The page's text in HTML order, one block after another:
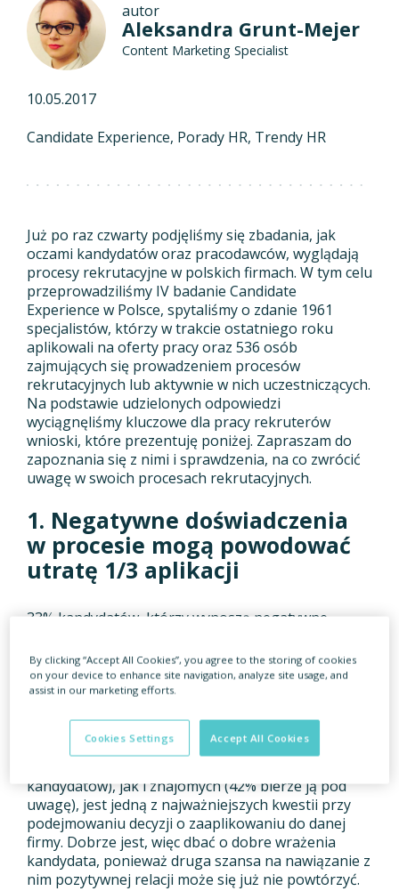
autor
Aleksandra Grunt-Mejer
Content Marketing Specialist
10.05.2017
Candidate Experience Porady HR Trendy HR
Już po raz czwarty podjęliśmy się zbadania, jak
oczami kandydatów oraz pracodawców, wyglądają
procesy rekrutacyjne w polskich firmach. W tym celu
przeprowadziliśmy IV badanie Candidate
Experience w Polsce, spytaliśmy o zdanie 1961
specjalistów, którzy w trakcie ostatniego roku
aplikowali na oferty pracy oraz 536 osób
zajmujących się prowadzeniem procesów
rekrutacyjnych lub aktywnie w nich uczestniczących.
Na podstawie udzielonych odpowiedzi
wyciągnęliśmy kluczowe dla pracy rekruterów
wnioski, które prezentuję poniżej. Zapraszam do
zapoznania się z nimi i sprawdzenia, na co zwrócić
uwagę w swoich procesach rekrutacyjnych.
1. Negatywne doświadczenia
w procesie mogą powodować
utratę 1/3 aplikacji
33% kandydatów, którzy wynoszą negatywne
ponownie do wybranej firmy. W dobie walki o każdą
aplikację i kandydata jest to ogromna strata, tym
bardziej, że negatywne wrażenia ciężko jest później
podzieli się negatywną opinią o firmie ze swoimi
bliskimi a także znajomymi z branży. Idąc dalej,
kandydatów), jak i znajomych (42% bierze ją pod
uwagę), jest jedną z najważniejszych kwestii przy
podejmowaniu decyzji o zaaplikowaniu do danej
firmy. Dobrze jest, więc dbać o dobre wrażenia
kandydata, ponieważ druga szansa na nawiązanie z
nim pozytywnej relacji może się już nie powtórzyć.
By clicking “Accept All Cookies”, you agree to the storing of cookies
on your device to enhance site navigation, analyze site usage, and
assist in our marketing efforts.
Accept All Cookies
Cookies Settings